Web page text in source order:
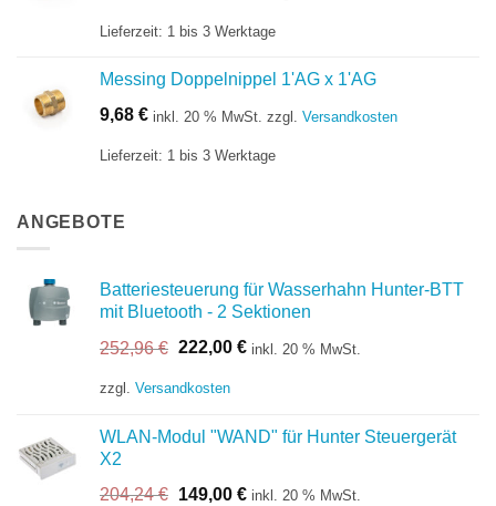
Lieferzeit: 1 bis 3 Werktage
Messing Doppelnippel 1'AG x 1'AG
9,68 € inkl. 20 % MwSt. zzgl. Versandkosten
Lieferzeit: 1 bis 3 Werktage
ANGEBOTE
Batteriesteuerung für Wasserhahn Hunter-BTT
mit Bluetooth - 2 Sektionen
252,96€ Ursprünglicher
war:
222,00 €Aktueller
inkl. 20 % MwSt.
zzgl. Versandkosten
WLAN-Modul "WAND" für Hunter Steuergerät
X2
204,24€ Ursprünglicher
149,00 €Aktueller
inkl. 20 % MwSt.